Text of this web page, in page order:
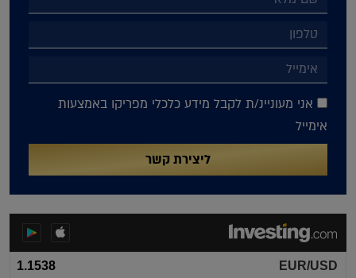
אני מעוניינ/ת לקבל מידע כלכלי מפריקו באמצעות
אימייל
ליצירת קשר